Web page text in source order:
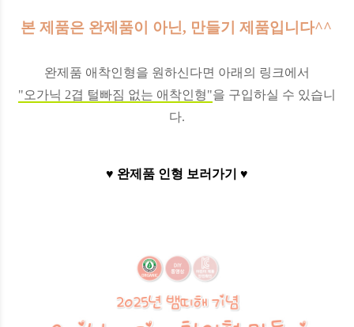
본 제품은 완제품이 아닌, 만들기 제품입니다^^
완제품 애착인형을 원하신다면 아래의 링크에서
"오가닉 2겹 털빠짐 없는 애착인형"을 구입하실 수 있습니
다.
♥ 완제품 인형 보러가기 ♥